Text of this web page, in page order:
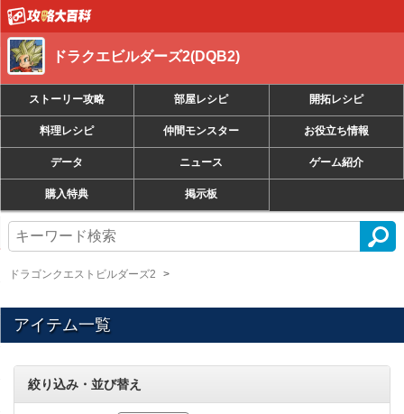
ドラクエビルダーズ2(DQB2)
ストーリー攻略 部屋レシピ 開拓レシピ
料理レシピ 仲間モンスター お役立ち情報
データ ニュース ゲーム紹介
購入特典 掲示板
ドラゴンクエストビルダーズ2
アイテム一覧
絞り込み・並び替え